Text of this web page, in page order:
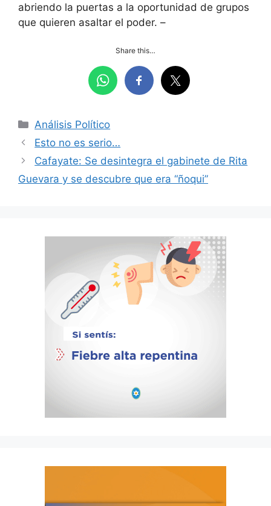
abriendo la puertas a la oportunidad de grupos
que quieren asaltar el poder. –
Share this…
Categorías
Análisis Político
Esto no es serio…
Cafayate: Se desintegra el gabinete de Rita
Guevara y se descubre que era “ñoqui”